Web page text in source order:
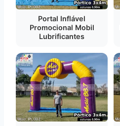
Portal Inflável
Promocional Mobil
Lubrificantes